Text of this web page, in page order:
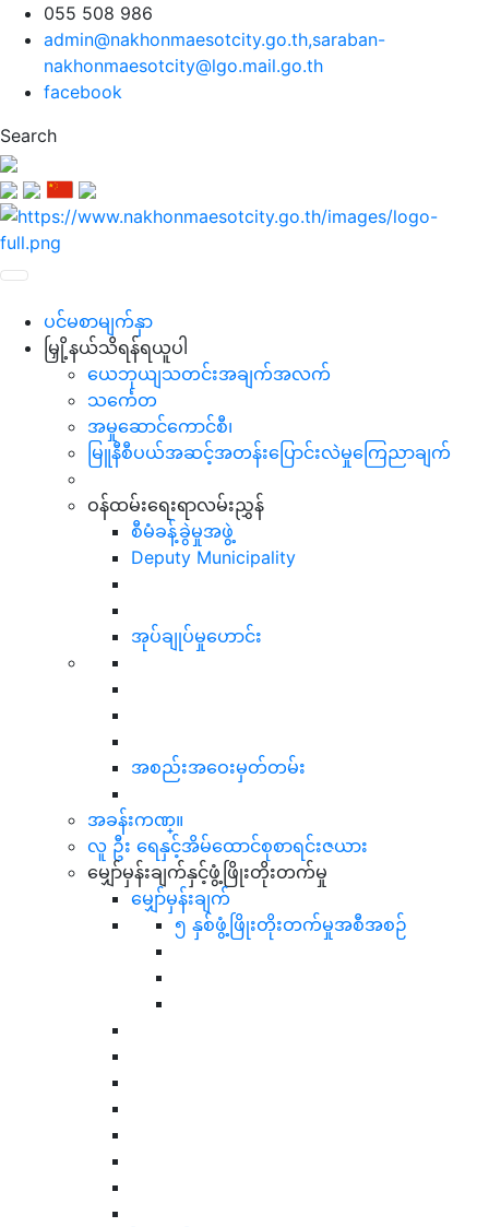
055 508 986
admin@nakhonmaesotcity.go.th,saraban-
nakhonmaesotcity@lgo.mail.go.th
facebook
Search
ပင်မစာမျက်နှာ
မြှို့နယ်သိရန်ရယူပါ
ယေဘုယျသတင်းအချက်အလက်
သင်္ကေတ
အမှုဆောင်ကောင်စီ၊
မြူနီစီပယ်အဆင့်အတန်းပြောင်းလဲမှုကြေညာချက်
ဝန်ထမ်းရေးရာလမ်းညွှန်
စီမံခန့်ခွဲမှုအဖွဲ့
Deputy Municipality
အုပ်ချုပ်မှုဟောင်း
အစည်းအဝေးမှတ်တမ်း
အခန်းကဏ္။
လူ ဦး ရေနှင့်အိမ်ထောင်စုစာရင်းဇယား
မျှော်မှန်းချက်နှင့်ဖွံ့ဖြိုးတိုးတက်မှု
မျှော်မှန်းချက်
၅ နှစ်ဖွံ့ဖြိုးတိုးတက်မှုအစီအစဉ်